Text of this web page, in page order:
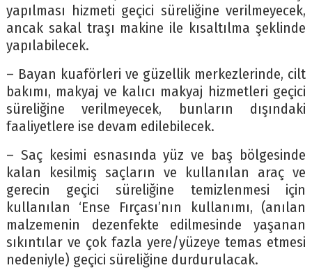
yapılması hizmeti geçici süreliğine verilmeyecek,
ancak sakal traşı makine ile kısaltılma şeklinde
yapılabilecek.
– Bayan kuaförleri ve güzellik merkezlerinde, cilt
bakımı, makyaj ve kalıcı makyaj hizmetleri geçici
süreliğine verilmeyecek, bunların dışındaki
faaliyetlere ise devam edilebilecek.
– Saç kesimi esnasında yüz ve baş bölgesinde
kalan kesilmiş saçların ve kullanılan araç ve
gerecin geçici süreliğine temizlenmesi için
kullanılan ‘Ense Fırçası’nın kullanımı, (anılan
malzemenin dezenfekte edilmesinde yaşanan
sıkıntılar ve çok fazla yere/yüzeye temas etmesi
nedeniyle) geçici süreliğine durdurulacak.